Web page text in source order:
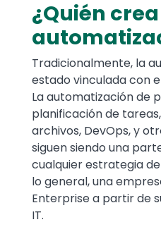
¿Quién
Tradicionalmente, la
estado vinculada con
La automatización de
planificación de
archivos, DevOps, y
siguen siendo una
cualquier estrategia
lo general, una
Enterprise a partir de
IT.